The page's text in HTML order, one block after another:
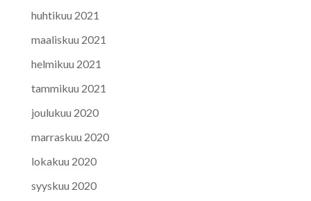
huhtikuu 2021
maaliskuu 2021
helmikuu 2021
tammikuu 2021
joulukuu 2020
marraskuu 2020
lokakuu 2020
syyskuu 2020